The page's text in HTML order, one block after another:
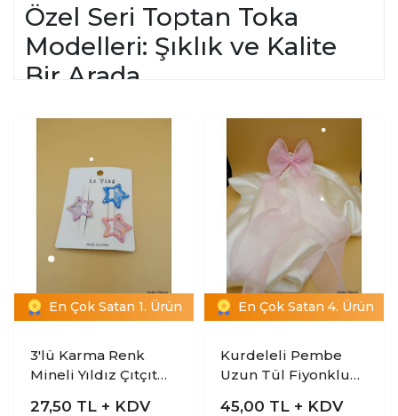
Özel Seri Toptan Toka
Modelleri: Şıklık ve Kalite
Bir Arada
özel seri
modelleri, lüks tasarımları ve dayanıklı yapılarıyla
dikkat çeker. Mağazanızın ürün yelpazesini seçkin
tasarımlarla genişletmek ve müşterilerinize
premium saç aksesuarları sunmak için bu özel
koleksiyon ideal bir tercihtir.
En Çok Satan 1. Ürün
3'lü Karma Renk
Mineli Yıldız Çıtçıt
27,50 TL + KDV
En Çok Satan 4. Ürün
Kurdeleli Pembe
Uzun Tül Fiyonklu
45,00 TL + KDV